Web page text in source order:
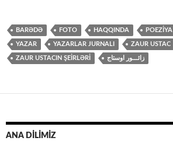
BARƏDƏ FOTO HAQQINDA POEZİYA
YAZAR YAZARLAR JURNALI ZAUR USTAC
ZAUR USTACIN ŞEİRLƏRİ زائـــور اوستاج
ANA DİLİMİZ